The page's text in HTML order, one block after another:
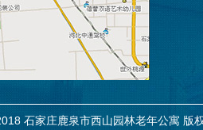
石家庄鹿泉市西山园林老年公寓